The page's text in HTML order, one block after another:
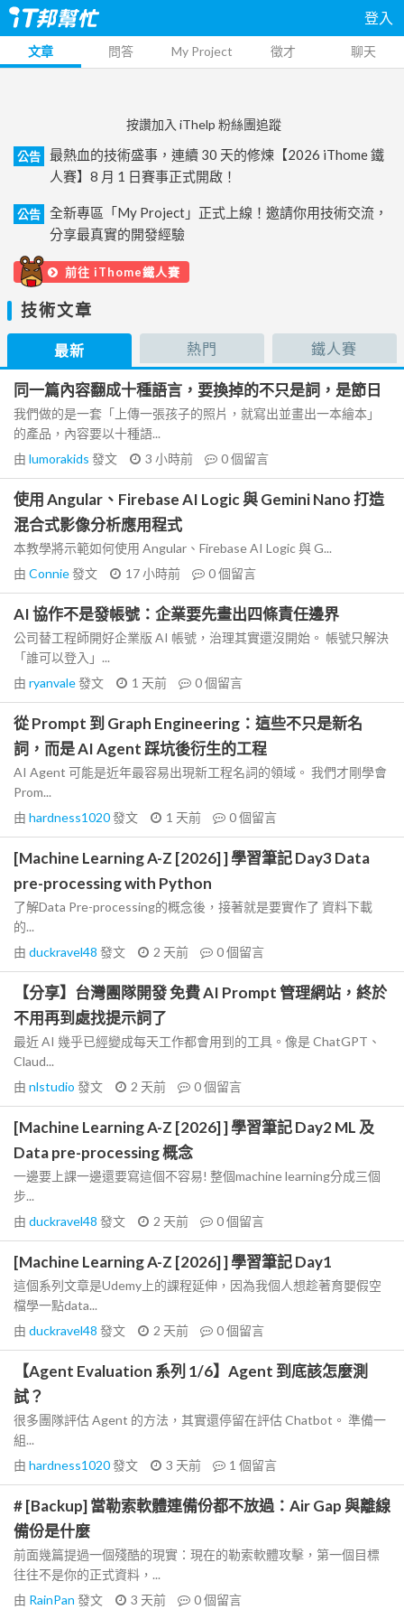
登入
文章 問答 My Project 徵才 聊天
按讚加入 iThelp 粉絲團追蹤
公告
最熱血的技術盛事，連續 30 天的修煉【2026 iThome 鐵
人賽】8 月 1 日賽事正式開啟！
公告
全新專區「My Project」正式上線！邀請你用技術交流，
分享最真實的開發經驗
前往 iThome鐵人賽
技術文章
最新 熱門 鐵人賽
同一篇內容翻成十種語言，要換掉的不只是詞，是節日
我們做的是一套「上傳一張孩子的照片，就寫出並畫出一本繪本」
的產品，內容要以十種語...
由 lumorakids 發文 3 小時前 0個留言
使用 Angular、Firebase AI Logic 與 Gemini Nano 打造
混合式影像分析應用程式
本教學將示範如何使用 Angular、Firebase AI Logic 與 G...
由 Connie發文 17 小時前 0個留言
AI 協作不是發帳號：企業要先畫出四條責任邊界
公司替工程師開好企業版 AI 帳號，治理其實還沒開始。 帳號只解決
「誰可以登入」...
由 ryanvale發文 1 天前 0個留言
從 Prompt 到 Graph Engineering：這些不只是新名
詞，而是 AI Agent 踩坑後衍生的工程
AI Agent 可能是近年最容易出現新工程名詞的領域。 我們才剛學會
Prom...
由 hardness1020發文 1 天前 0個留言
[Machine Learning A-Z [2026] ] 學習筆記 Day3 Data
pre-processing with Python
了解Data Pre-processing的概念後，接著就是要實作了 資料下載
的...
由 duckravel48 發文 2 天前 0個留言
【分享】台灣團隊開發 免費 AI Prompt 管理網站，終於
不用再到處找提示詞了
最近 AI 幾乎已經變成每天工作都會用到的工具。像是 ChatGPT、
Claud...
由 nlstudio 發文 2 天前 0個留言
[Machine Learning A-Z [2026] ] 學習筆記 Day2 ML 及
Data pre-processing 概念
一邊要上課一邊還要寫這個不容易! 整個machine learning分成三個
步...
由 duckravel48 發文 2 天前 0個留言
[Machine Learning A-Z [2026] ] 學習筆記 Day1
這個系列文章是Udemy上的課程延伸，因為我個人想趁著育嬰假空
檔學一點data...
由 duckravel48 發文 2 天前 0個留言
【Agent Evaluation 系列 1/6】Agent 到底該怎麼測
試？
很多團隊評估 Agent 的方法，其實還停留在評估 Chatbot。 準備一
組...
由 hardness1020發文 3 天前 1 個留言
# [Backup] 當勒索軟體連備份都不放過：Air Gap 與離線
備份是什麼
前面幾篇提過一個殘酷的現實：現在的勒索軟體攻擊，第一個目標
往往不是你的正式資料，...
由 RainPan 發文 3 天前 0個留言